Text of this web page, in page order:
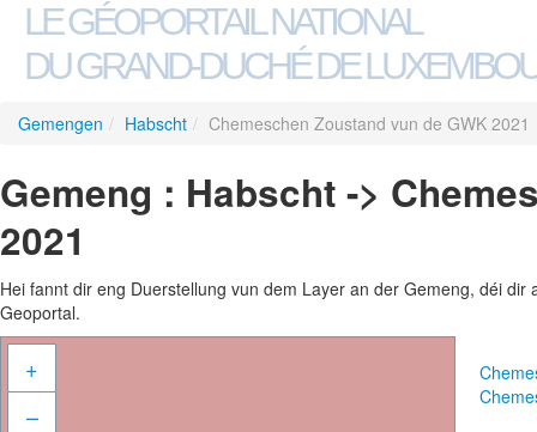
LE GÉOPORTAIL NATIONAL
DU GRAND-DUCHÉ DE
Gemengen / Habscht / Chemeschen Zoustand vun de GWK 2021
Gemeng : Habscht ->
2021
Hei fannt dir eng Duerstellung vun dem Layer an der Gemeng, déi
Geoportal.
+
–